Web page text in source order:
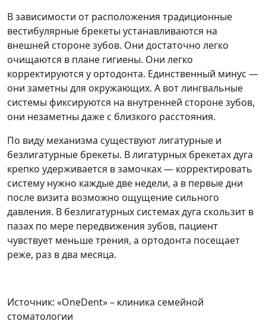
В зависимости от расположения традиционные
вестибулярные брекеты устанавливаются на
внешней стороне зубов. Они достаточно легко
очищаются в плане гигиены. Они легко
корректируются у ортодонта. Единственный минус —
они заметны для окружающих. А вот лингвальные
системы фиксируются на внутренней стороне зубов,
они незаметны даже с близкого расстояния.
По виду механизма существуют лигатурные и
безлигатурные брекеты. В лигатурных брекетах дуга
крепко удерживается в замочках — корректировать
систему нужно каждые две недели, а в первые дни
после визита возможно ощущение сильного
давления. В безлигатурных системах дуга скользит в
пазах по мере передвижения зубов, пациент
чувствует меньше трения, а ортодонта посещает
реже, раз в два месяца.
Источник: «OneDent» – клиника семейной
стоматологии